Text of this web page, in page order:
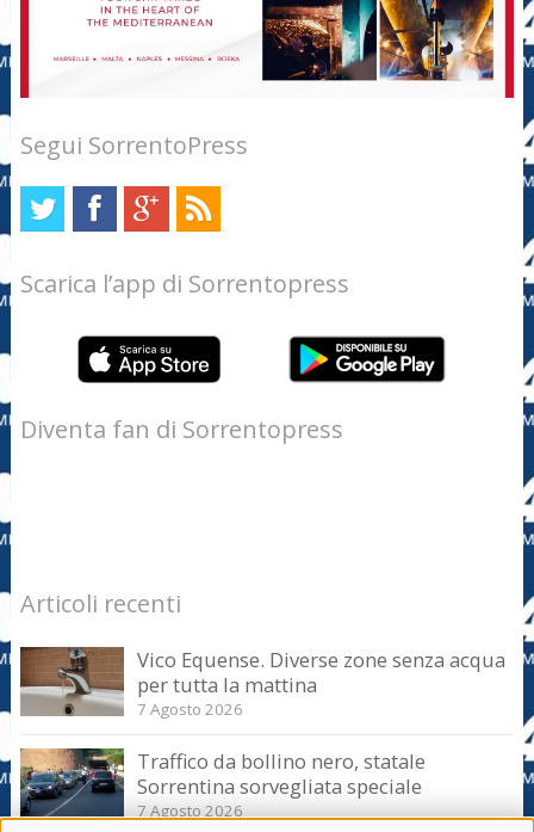
Segui SorrentoPress
Scarica l’app di Sorrentopress
Diventa fan di Sorrentopress
Articoli recenti
Vico Equense. Diverse zone senza acqua
per tutta la mattina
7 Agosto 2026
Traffico da bollino nero, statale
Sorrentina sorvegliata speciale
7 Agosto 2026